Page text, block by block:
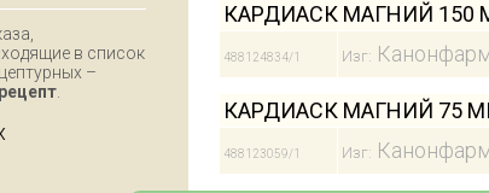
в список
–
КАРДИАСК МАГНИЙ 150
488124834/1 Изг:
КАРДИАСК МАГНИЙ 75
488123059/1 Изг: